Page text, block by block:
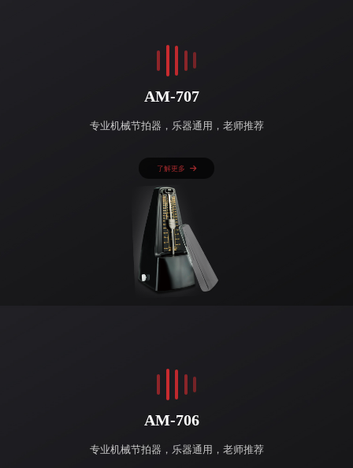
AM-707
专业机械节拍器，乐器通用，老师推荐
了解更多
AM-706
专业机械节拍器，乐器通用，老师推荐